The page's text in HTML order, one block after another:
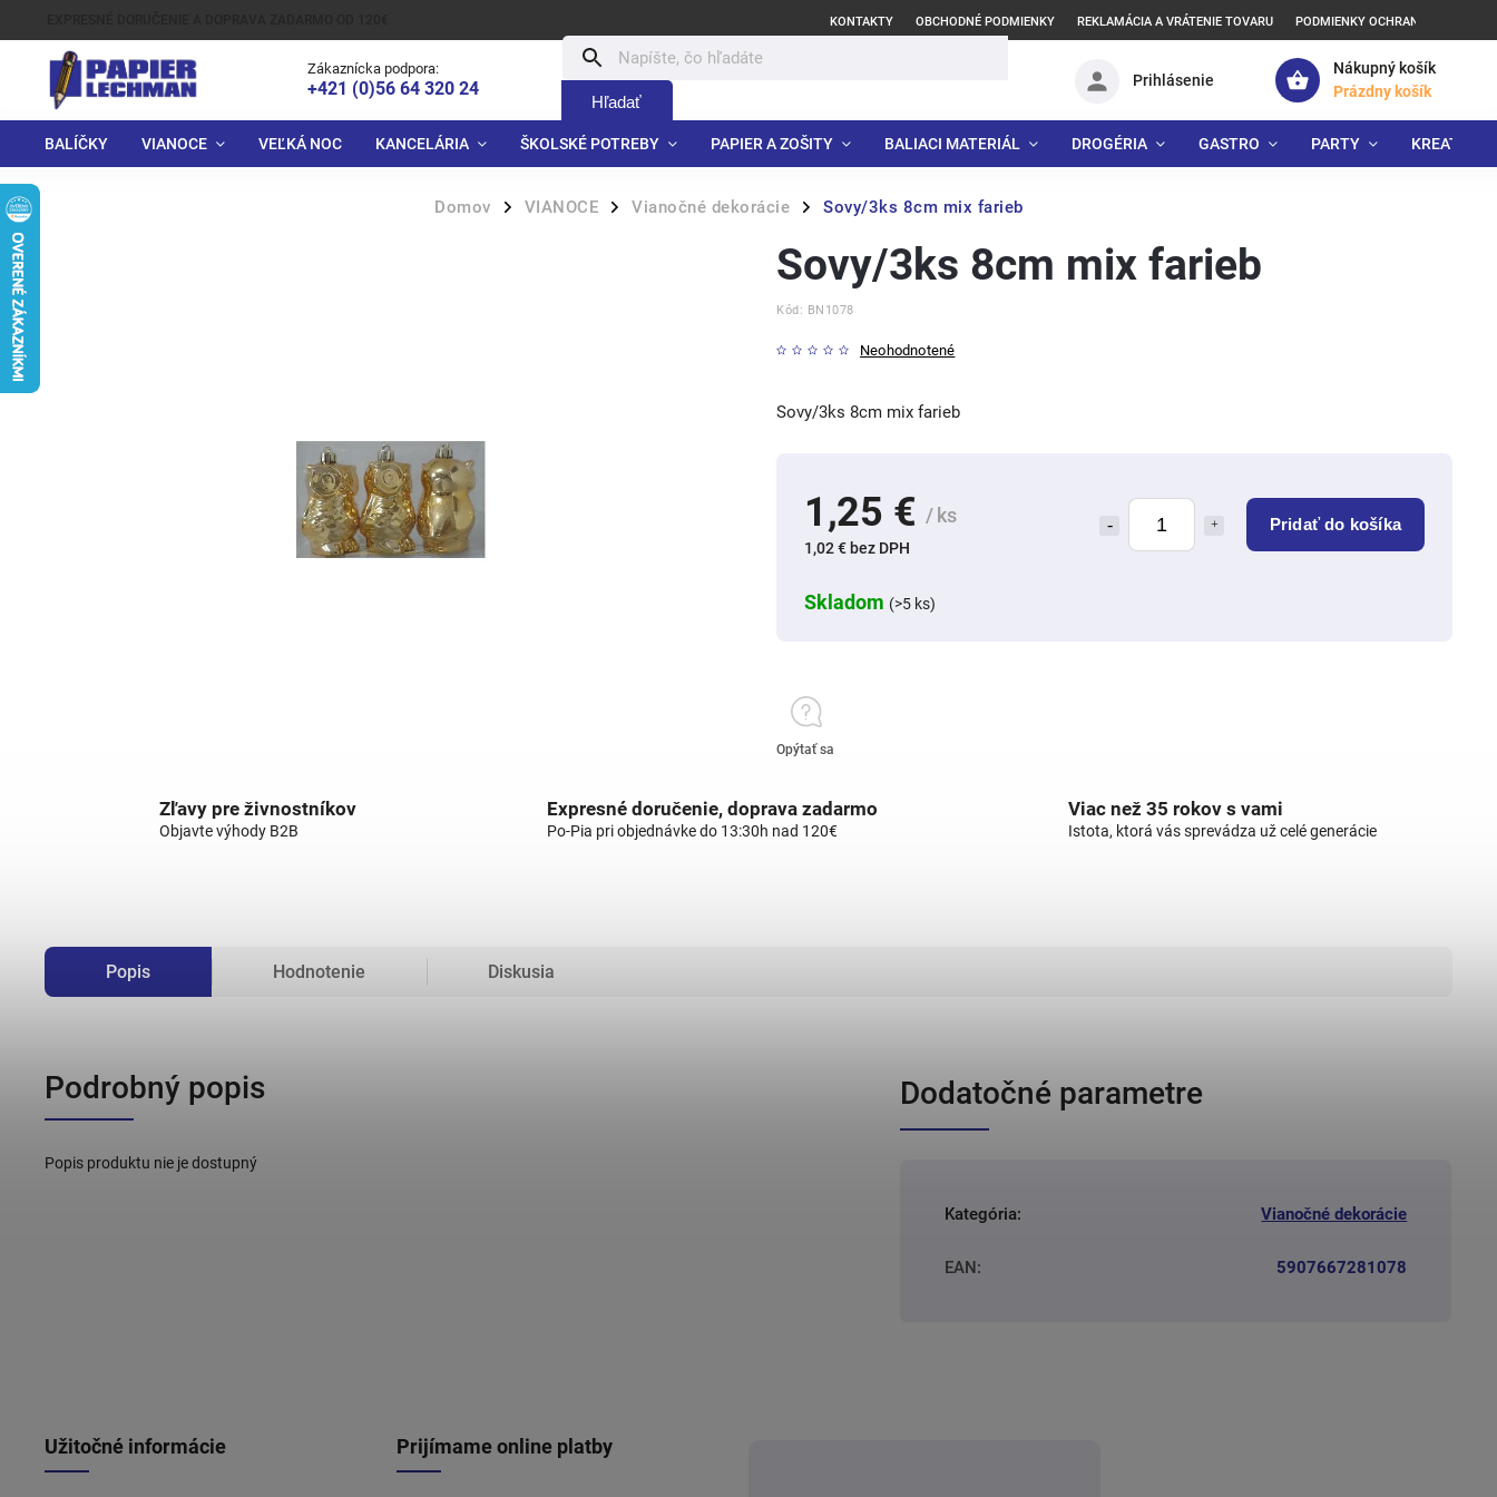
KONTAKTY OBCHODNÉ PODMIENKY REKLAMÁCIA A VRÁTENIE TOVARU PODMIENKY OCHRANY
Zákaznícka podpora:
+421 (0)56 64 320 24
Hľadať
Nákupný košík
Prázdny košík
Prihlásenie
BALÍČKY VIANOCE VEĽKÁ NOC KANCELÁRIA ŠKOLSKÉ POTREBY PAPIER A ZOŠITY BALIACI MATERIÁL DROGÉRIA GASTRO PARTY
Domov / VIANOCE / Vianočné dekorácie / Sovy/3ks 8cm mix farieb
1,25 € / ks
1,02 € bez DPH
Pridať do košíka
Skladom (>5 ks)
Sovy/3ks 8cm mix farieb
Kód: BN1078
Neohodnotené
Sovy/3ks 8cm mix farieb
Opýtať sa
Zľavy pre živnostníkov
Objavte výhody B2B
Expresné doručenie, doprava zadarmo
Po-Pia pri objednávke do 13:30h nad 120€
Viac než 35 rokov s vami
Istota, ktorá vás sprevádza už celé generácie
Popis Hodnotenie Diskusia
Podrobný popis
Popis produktu nie je dostupný
Dodatočné parametre
Kategória: Vianočné dekorácie
EAN: 5907667281078
Užitočné informácie Prijímame online platby